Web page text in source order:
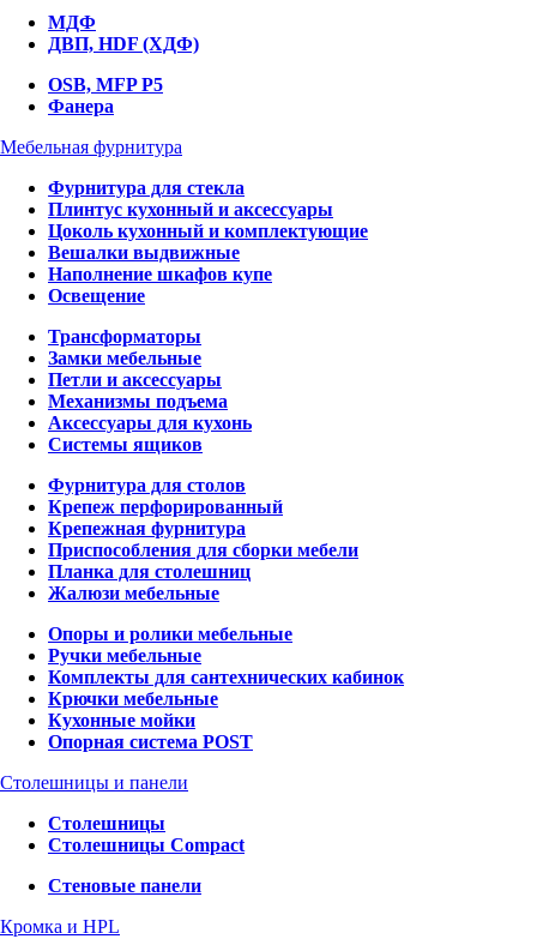
МДФ
ДВП, HDF (ХДФ)
OSB, MFP P5
Фанера
Мебельная фурнитура
Фурнитура для стекла
Плинтус кухонный и аксессуары
Цоколь кухонный и комплектующие
Вешалки выдвижные
Наполнение шкафов купе
Освещение
Трансформаторы
Замки мебельные
Петли и аксессуары
Механизмы подъема
Аксессуары для кухонь
Системы ящиков
Фурнитура для столов
Крепеж перфорированный
Крепежная фурнитура
Приспособления для сборки мебели
Планка для столешниц
Жалюзи мебельные
Опоры и ролики мебельные
Ручки мебельные
Комплекты для сантехнических кабинок
Крючки мебельные
Кухонные мойки
Опорная система POST
Столешницы и панели
Столешницы
Столешницы Compact
Стеновые панели
Кромка и HPL